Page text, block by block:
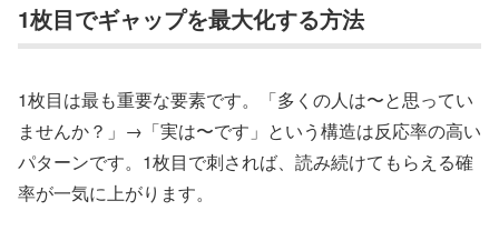
1枚目でギャップを最大化する方法
1枚目は最も重要な要素です。「多くの人は〜と思ってい
ませんか？」→「実は〜です」という構造は反応率の高い
パターンです。1枚目で刺されば、読み続けてもらえる確
率が一気に上がります。